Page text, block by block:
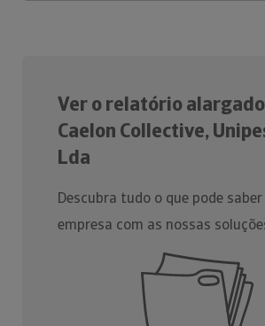
Ver o relatório
Caelon Collective,
Lda
Descubra tudo o que pode
empresa com as nossas